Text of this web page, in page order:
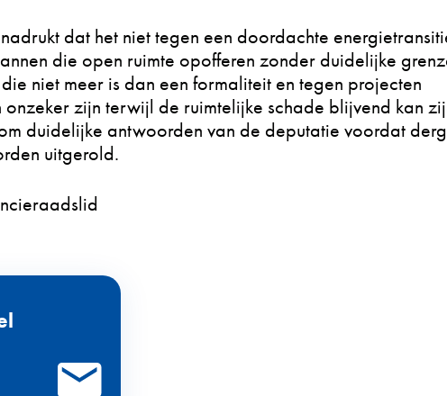
dat het niet tegen een doordachte
die open ruimte opofferen zonder duidelijke
niet meer is dan een formaliteit en tegen projecten
zijn terwijl de ruimtelijke schade blijvend kan
duidelijke antwoorden van de deputatie voordat
uitgerold.